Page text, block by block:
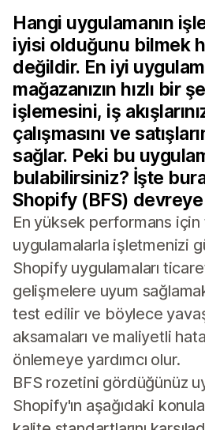
Hangi uygulamanın
iyisi olduğunu bilmek
değildir. En iyi
mağazanızın hızlı bir
işlemesini, iş
çalışmasını ve
sağlar. Peki bu
bulabilirsiniz? İşte
Shopify (BFS)
En yüksek performans için
uygulamalarla işletmenizi
Shopify uygulamaları
gelişmelere uyum
test edilir ve böylece
aksamaları ve maliyetli
önlemeye yardımcı olur.
BFS rozetini gördüğünüz
Shopify'ın aşağıdaki